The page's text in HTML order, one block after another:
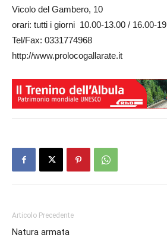
Vicolo del Gambero, 10
orari: tutti i giorni 10.00-13.00 / 16.00-
Tel/Fax: 0331774968
http://www.prolocogallarate.it
Articolo Precedente
Natura armata